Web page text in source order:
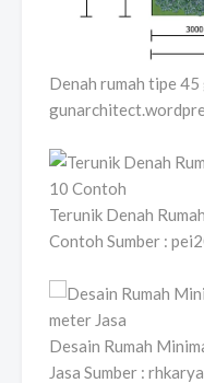
Denah rumah tipe
Terunik Denah
Contoh Sumber :
Desain Rumah
Jasa Sumber :